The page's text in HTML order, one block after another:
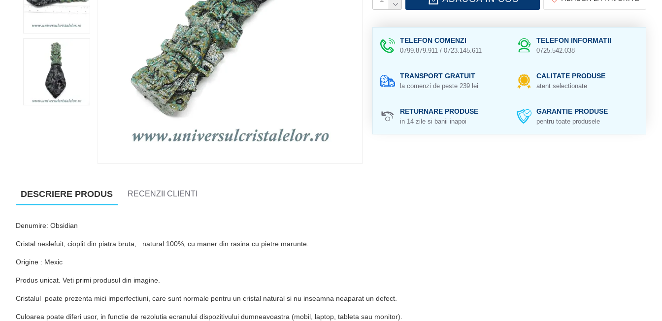
TELEFON COMENZI
0799.879.911 / 0723.145.611
TELEFON INFORMATII
0725.542.038
TRANSPORT GRATUIT
la comenzi de peste 239 lei
CALITATE PRODUSE
atent selectionate
RETURNARE PRODUSE
in 14 zile si banii inapoi
GARANTIE PRODUSE
pentru toate produsele
DESCRIERE PRODUS RECENZII CLIENTI
Denumire: Obsidian
Cristal neslefuit, cioplit din piatra bruta, natural 100%, cu maner din rasina cu pietre marunte.
Origine : Mexic
Produs unicat. Veti primi produsul din imagine.
Cristalul poate prezenta mici imperfectiuni, care sunt normale pentru un cristal natural si nu inseamna neaparat un defect.
Culoarea poate diferi usor, in functie de rezolutia ecranului dispozitivului dumneavoastra (mobil, laptop, tableta sau monitor).